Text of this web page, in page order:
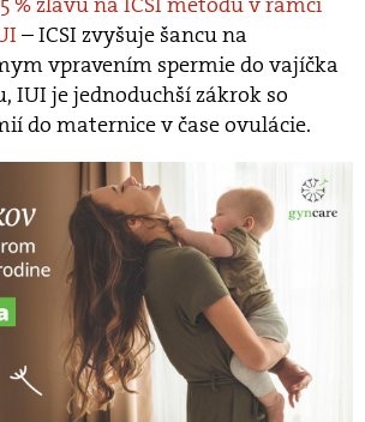
– ICSI zvyšuje šancu na
vpravením spermie do vajíčka
IUI je jednoduchší zákrok so
do maternice v čase ovulácie.